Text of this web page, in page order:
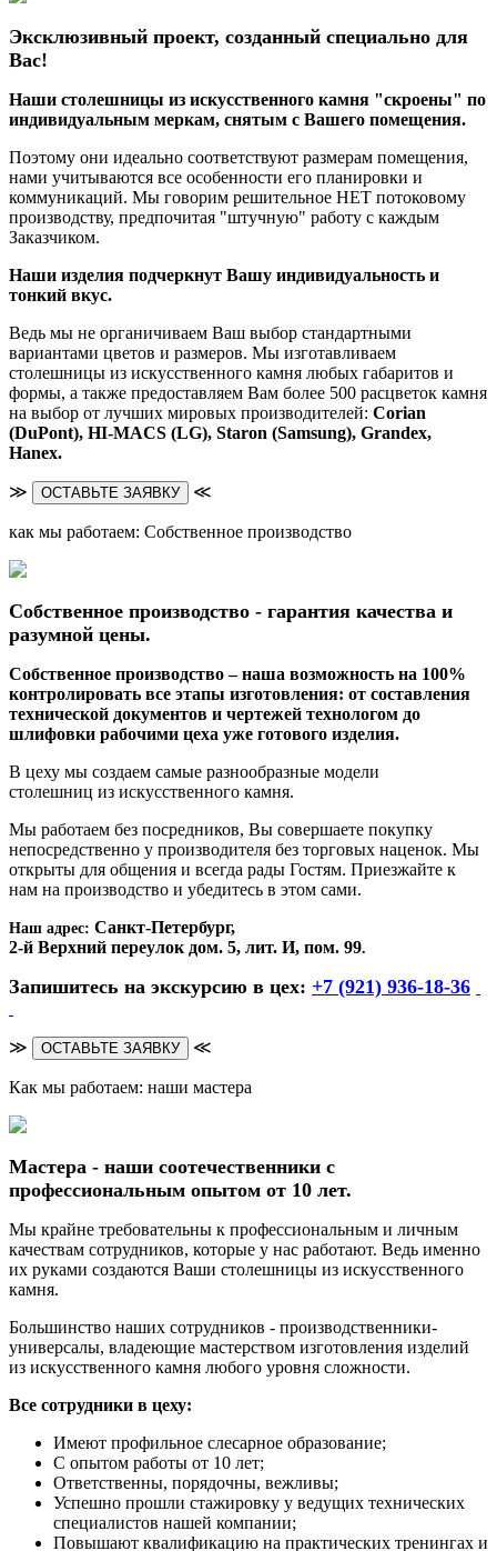
Эксклюзивный проект, созданный специально для
Вас!
Наши столешницы из искусственного камня "скроены" по
индивидуальным меркам, снятым с Вашего помещения.
Поэтому они идеально соответствуют размерам помещения,
нами учитываются все особенности его планировки и
коммуникаций. Мы говорим решительное НЕТ потоковому
производству, предпочитая "штучную" работу с каждым
Заказчиком.
Наши изделия подчеркнут Вашу индивидуальность и
тонкий вкус.
Ведь мы не органичиваем Ваш выбор стандартными
вариантами цветов и размеров. Мы изготавливаем
столешницы из искусственного камня любых габаритов и
формы, а также предоставляем Вам более 500 расцветок камня
на выбор от лучших мировых производителей: Corian
(DuPont), HI-MACS (LG), Staron (Samsung), Grandex,
Hanex.
≫ ОСТАВЬТЕ ЗАЯВКУ ≪
как мы работаем: Собственное производство
Собственное производство - гарантия качества и
разумной цены.
Собственное производство – наша возможность на 100%
контролировать все этапы изготовления: от составления
технической документов и чертежей технологом до
шлифовки рабочими цеха уже готового изделия.
В цеху мы создаем самые разнообразные модели
столешниц из искусственного камня.
Мы работаем без посредников, Вы совершаете покупку
непосредственно у производителя без торговых наценок. Мы
открыты для общения и всегда рады Гостям. Приезжайте к
нам на производство и убедитесь в этом сами.
Наш адрес: Санкт-Петербург,
2-й Верхний переулок дом. 5, лит. И, пом. 99.
Запишитесь на экскурсию в цех: +7 (921) 936-18-36
≫ ОСТАВЬТЕ ЗАЯВКУ ≪
Как мы работаем: наши мастера
Мастера - наши соотечественники с
профессиональным опытом от 10 лет.
Мы крайне требовательны к профессиональным и личным
качествам сотрудников, которые у нас работают. Ведь именно
их руками создаются Ваши столешницы из искусственного
камня.
Большинство наших сотрудников - производственники-
универсалы, владеющие мастерством изготовления изделий
из искусственного камня любого уровня сложности.
Все сотрудники в цеху:
Имеют профильное слесарное образование;
С опытом работы от 10 лет;
Ответственны, порядочны, вежливы;
Успешно прошли стажировку у ведущих технических
специалистов нашей компании;
Повышают квалификацию на практических тренингах и